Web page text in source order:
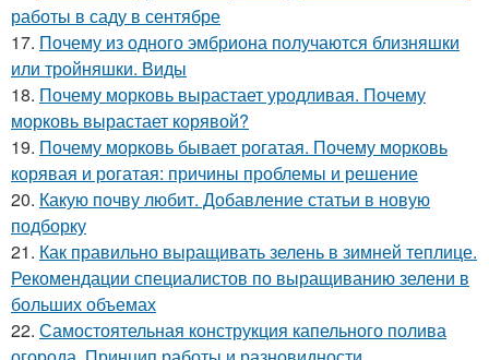
работы в саду в сентябре
17. Почему из одного эмбриона получаются близняшки
или тройняшки. Виды
18. Почему морковь вырастает уродливая. Почему
морковь вырастает корявой?
19. Почему морковь бывает рогатая. Почему морковь
корявая и рогатая: причины проблемы и решение
20. Какую почву любит. Добавление статьи в новую
подборку
21. Как правильно выращивать зелень в зимней теплице.
Рекомендации специалистов по выращиванию зелени в
больших объемах
22. Самостоятельная конструкция капельного полива